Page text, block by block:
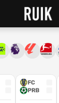
FC
PRB
liga
Chance liga
PremierLa Liga